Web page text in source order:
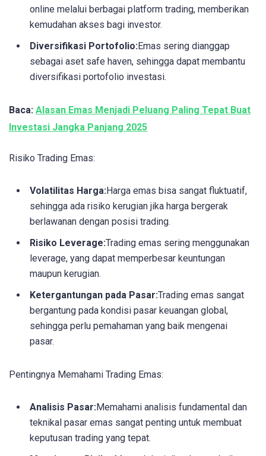
online melalui berbagai platform trading, memberikan
kemudahan akses bagi investor.
Diversifikasi Portofolio:Emas sering dianggap
sebagai aset safe haven, sehingga dapat membantu
diversifikasi portofolio investasi.
Baca: Alasan Emas Menjadi Peluang Paling Tepat Buat
Investasi Jangka Panjang 2025
Risiko Trading Emas:
Volatilitas Harga:Harga emas bisa sangat fluktuatif,
sehingga ada risiko kerugian jika harga bergerak
berlawanan dengan posisi trading.
Risiko Leverage:Trading emas sering menggunakan
leverage, yang dapat memperbesar keuntungan
maupun kerugian.
Ketergantungan pada Pasar:Trading emas sangat
bergantung pada kondisi pasar keuangan global,
sehingga perlu pemahaman yang baik mengenai
pasar.
Pentingnya Memahami Trading Emas:
Analisis Pasar:Memahami analisis fundamental dan
teknikal pasar emas sangat penting untuk membuat
keputusan trading yang tepat.